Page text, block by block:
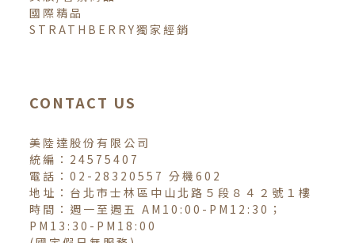
國際精品
STRATHBERRY獨家經銷
CONTACT US
美陸達股份有限公司
統編：24575407
電話：02-28320557 分機602
地址：台北市士林區中山北路５段８４２號１樓
時間：週一至週五 AM10:00-PM12:30；
PM13:30-PM18:00